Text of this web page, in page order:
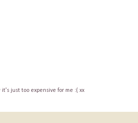
just too expensive for me :( xx